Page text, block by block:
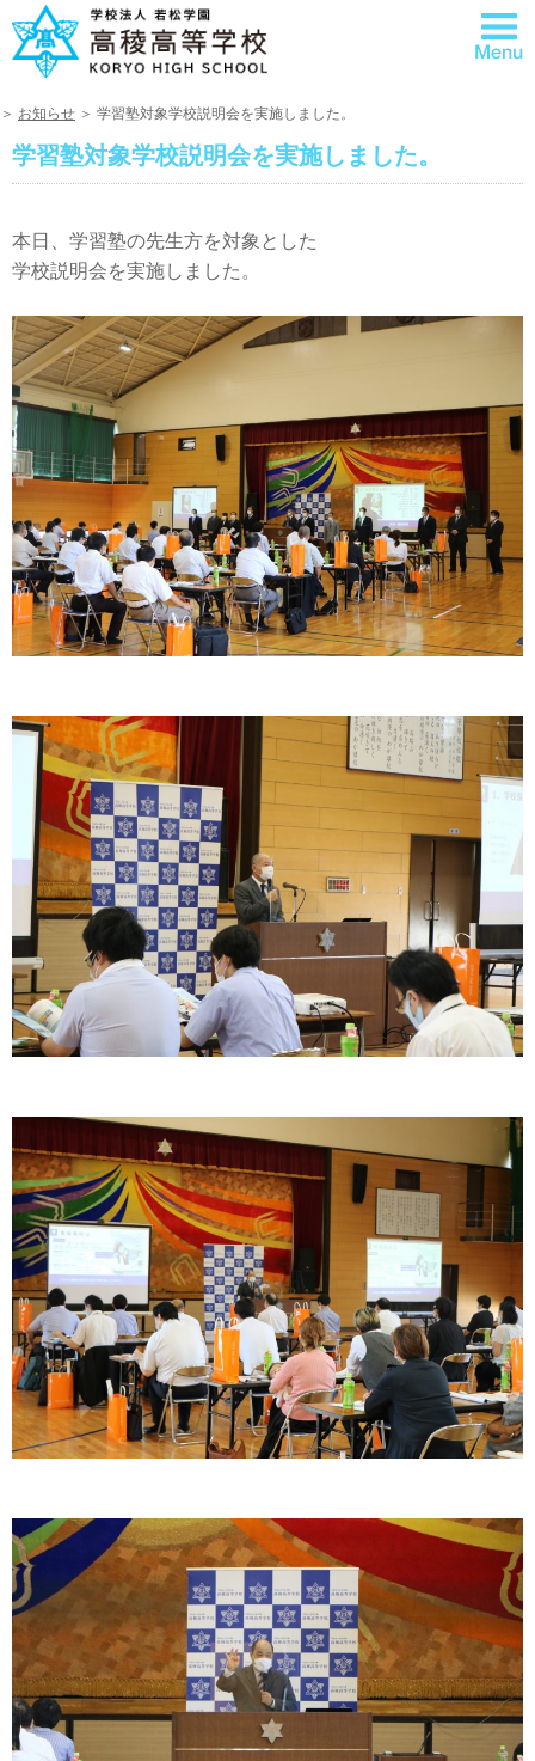
＞ お知らせ ＞ 学習塾対象学校説明会を実施しました。
学習塾対象学校説明会を実施しました。
本日、学習塾の先生方を対象とした
学校説明会を実施しました。